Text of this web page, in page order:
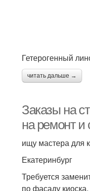
Гетерогенный
читать дальше →
Заказы на
на ремонт и
ищу мастера для
Екатеринбург
Требуется
по фасаду